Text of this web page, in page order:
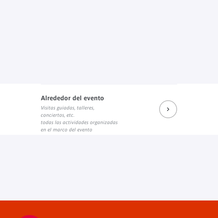
Alrededor del evento
Visitas guiadas, talleres,
conciertos, etc.
todas las actividades organizadas
en el marco del evento